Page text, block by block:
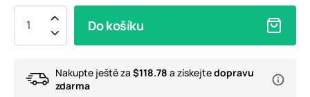
Do košíku
Nakupte ještě za $118.78 a získejtedopravu
zdarma